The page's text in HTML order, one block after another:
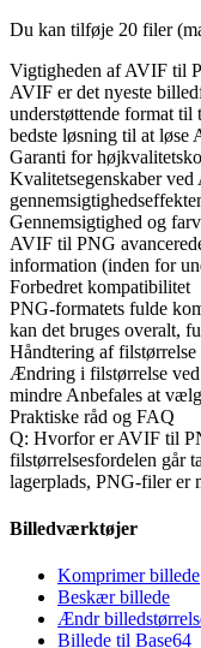
Du kan tilføje 20 filer
Vigtigheden af AVIF til
AVIF er det nyeste
understøttende format
bedste løsning til at løse
Garanti for
Kvalitetsegenskaber
Gennemsigtighed og
AVIF til PNG
information (inden for
Forbedret kompatibilitet
PNG-formatets fulde
kan det bruges overalt,
Håndtering af filstørrelse
Ændring i filstørrelse ved
mindre Anbefales at
Praktiske råd og FAQ
Q: Hvorfor er AVIF til
filstørrelsesfordelen går
lagerplads, PNG-filer er
Billedværktøjer
Komprimer billede
Beskær billede
Ændr
Billede til Base64